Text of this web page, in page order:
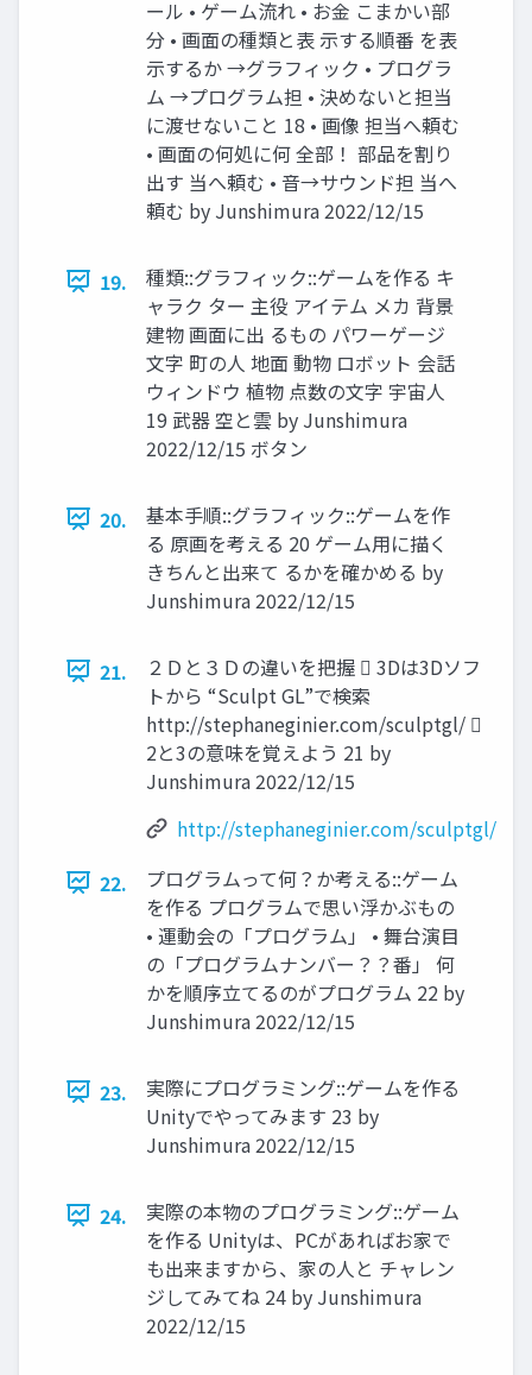
ール • ゲーム流れ • お金 こまかい部
分 • 画面の種類と表 示する順番 を表
示するか →グラフィック • プログラ
ム →プログラム担 • 決めないと担当
に渡せないこと 18 • 画像 担当へ頼む
• 画面の何処に何 全部！ 部品を割り
出す 当へ頼む • 音→サウンド担 当へ
頼む by Junshimura 2022/12/15
19.
種類::グラフィック::ゲームを作る キ
ャラク ター 主役 アイテム メカ 背景
建物 画面に出 るもの パワーゲージ
文字 町の人 地面 動物 ロボット 会話
ウィンドウ 植物 点数の文字 宇宙人
19 武器 空と雲 by Junshimura
2022/12/15 ボタン
20.
基本手順::グラフィック::ゲームを作
る 原画を考える 20 ゲーム用に描く
きちんと出来て るかを確かめる by
Junshimura 2022/12/15
21.
２Ｄと３Ｄの違いを把握  3Dは3Dソフ
トから “Sculpt GL”で検索
http://stephaneginier.com/sculptgl/ 
2と3の意味を覚えよう 21 by
Junshimura 2022/12/15
http://stephaneginier.com/sculptgl/
22.
プログラムって何？か考える::ゲーム
を作る プログラムで思い浮かぶもの
• 運動会の「プログラム」 • 舞台演目
の「プログラムナンバー？？番」 何
かを順序立てるのがプログラム 22 by
Junshimura 2022/12/15
23.
実際にプログラミング::ゲームを作る
Unityでやってみます 23 by
Junshimura 2022/12/15
24.
実際の本物のプログラミング::ゲーム
を作る Unityは、PCがあればお家で
も出来ますから、家の人と チャレン
ジしてみてね 24 by Junshimura
2022/12/15